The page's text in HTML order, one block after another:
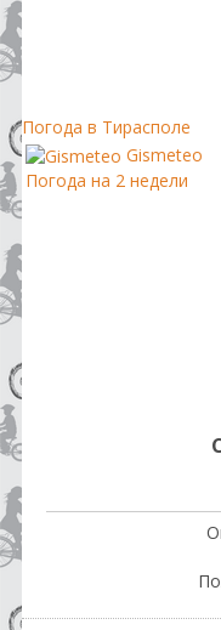
Погода в Тирасполе
Gismeteo
Погода на 2 недели